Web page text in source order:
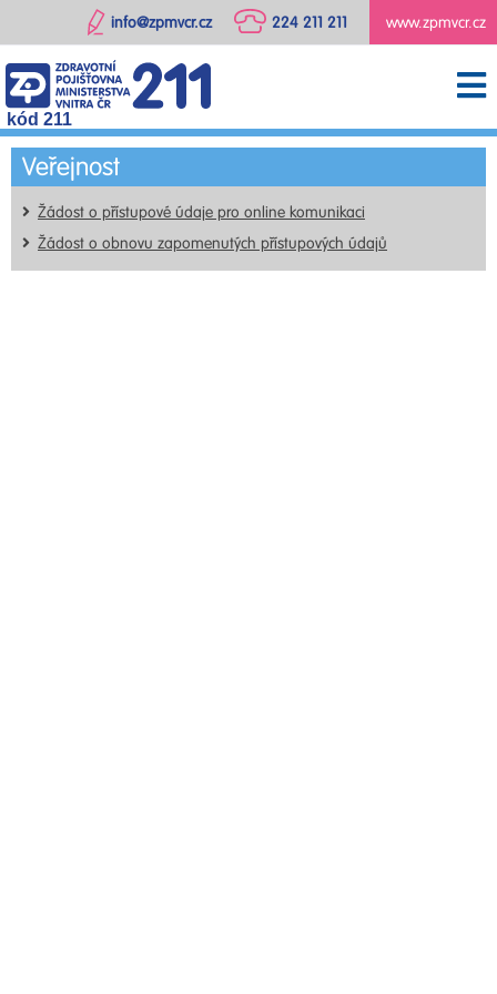
www.zpmvcr.cz
224 211 211
info@zpmvcr.cz
kód 211
Veřejnost
Žádost o přístupové údaje pro online komunikaci
Žádost o obnovu zapomenutých přístupových údajů